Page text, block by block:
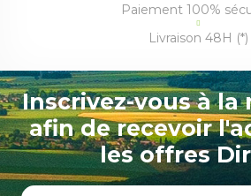
Paiement 100%
Livraison 48H (*)
Inscrivez-vous à
afin de recevoir
les offres